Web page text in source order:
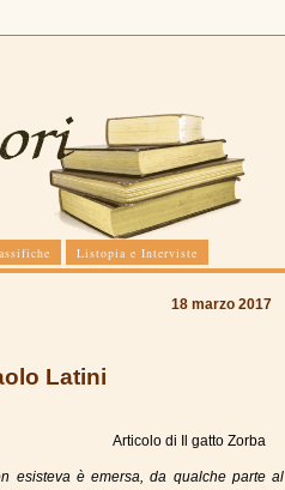
Listopia e Interviste
18 marzo 2017
Latini
Articolo di Il gatto Zorba
esisteva è emersa, da qualche parte al